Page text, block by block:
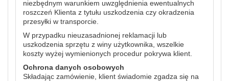
niezbędnym warunkiem uwzględnienia ewentualnych
roszczeń Klienta z tytułu uszkodzenia czy okradzenia
przesyłki w transporcie.
W przypadku nieuzasadnionej reklamacji lub
uszkodzenia sprzętu z winy użytkownika, wszelkie
koszty wyżej wymienionych procedur pokrywa klient.
Ochrona danych osobowych
Składając zamówienie, klient świadomie zgadza się na